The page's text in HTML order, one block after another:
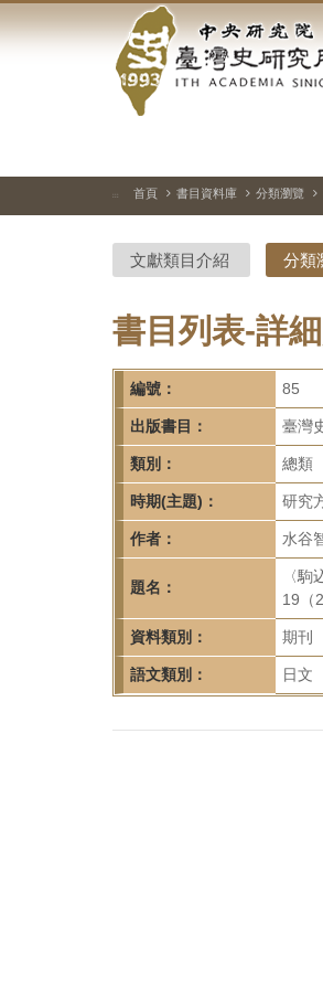
到
中
央
研
院-
臺
灣
史
研
究
所-
首
頁
::: 首頁 書目資料庫 分類瀏覽
文獻類目介紹 分類
書目列表-詳
編號： 85
出版書目： 臺灣
類別： 總類
時期(主題)： 研究
作者： 水谷
題名：
〈
19（
資料類別： 期刊
語文類別： 日文